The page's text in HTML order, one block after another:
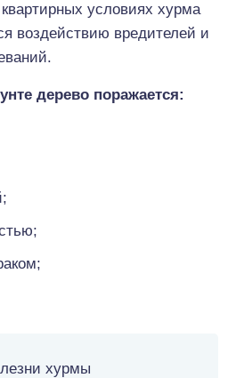
условиях хурма
воздействию вредителей и
дерево поражается:
хурмы